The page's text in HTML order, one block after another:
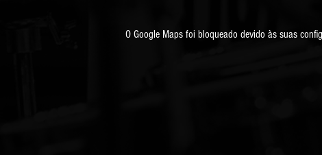
O Google Maps foi bloqueado devido às suas